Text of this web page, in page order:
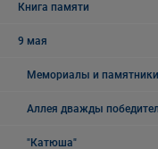
Книга памяти
9 мая
Мемориалы и памятники
Аллея дважды
"Катюша"